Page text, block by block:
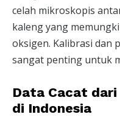
celah mikroskopis
kaleng yang
oksigen. Kalibrasi dan
sangat penting untuk
Data Cacat
di Indonesia